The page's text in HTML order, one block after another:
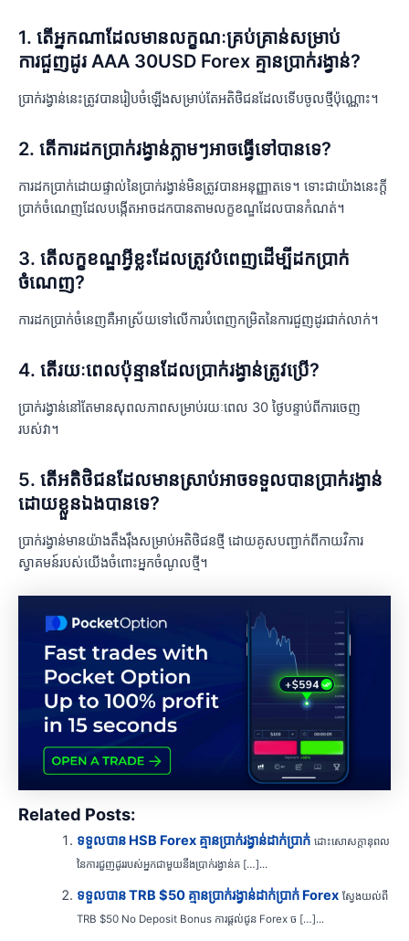
1. តើអ្នកណាដែលមានលក្ខណៈគ្រប់គ្រាន់សម្រាប់
ការជួញដូរ AAA 30USD Forex គ្មានប្រាក់រង្វាន់?
ប្រាក់រង្វាន់នេះត្រូវបានរៀបចំឡើងសម្រាប់តែអតិថិជនដែលទើបចូលថ្មីប៉ុណ្ណោះ។
2. តើការដកប្រាក់រង្វាន់ភ្លាមៗអាចធ្វើទៅបានទេ?
ការដកប្រាក់ដោយផ្ទាល់នៃប្រាក់រង្វាន់មិនត្រូវបានអនុញ្ញាតទេ។ ទោះជាយ៉ាងនេះក្តី
ប្រាក់ចំណេញដែលបង្កើតអាចដកបានតាមលក្ខខណ្ឌដែលបានកំណត់។
3. តើលក្ខខណ្ឌអ្វីខ្លះដែលត្រូវបំពេញដើម្បីដកប្រាក់
ចំណេញ?
ការដកប្រាក់ចំនេញគឺអាស្រ័យទៅលើការបំពេញកម្រិតនៃការជួញដូរជាក់លាក់។
4. តើរយៈពេលប៉ុន្មានដែលប្រាក់រង្វាន់ត្រូវប្រើ?
ប្រាក់រង្វាន់នៅតែមានសុពលភាពសម្រាប់រយៈពេល 30 ថ្ងៃបន្ទាប់ពីការចេញ
របស់វា។
5. តើអតិថិជនដែលមានស្រាប់អាចទទួលបានប្រាក់រង្វាន់
ដោយខ្លួនឯងបានទេ?
ប្រាក់រង្វាន់មានយ៉ាងតឹងរ៉ឹងសម្រាប់អតិថិជនថ្មី ដោយគូសបញ្ជាក់ពីកាយវិការ
ស្វាគមន៍របស់យើងចំពោះអ្នកចំណូលថ្មី។
Related Posts:
ទទួលបាន HSB Forex គ្មានប្រាក់រង្វាន់ដាក់ប្រាក់ ដោះសោសក្តានុពល
នៃការជួញដូររបស់អ្នកជាមួយនឹងប្រាក់រង្វាន់គ […]...
ទទួលបាន TRB $50 គ្មានប្រាក់រង្វាន់ដាក់ប្រាក់ Forex ស្វែងយល់ពី
TRB $50 No Deposit Bonus ការផ្តល់ជូន Forex ច […]...